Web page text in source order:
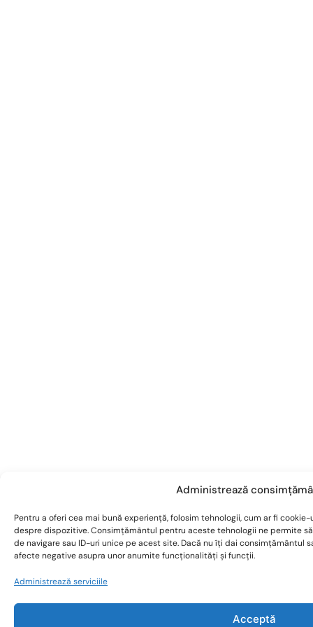
Administrează
Pentru a oferi cea mai bună experiență, folosim tehnologii, cum ar fi
despre dispozitive. Consimțământul pentru aceste tehnologii ne permite
de navigare sau ID-uri unice pe acest site. Dacă nu îți dai consimțământul
afecte negative asupra unor anumite funcționalități și funcții.
Administrează serviciile
Acceptă